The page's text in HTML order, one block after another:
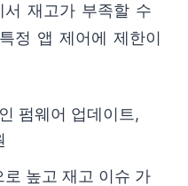
재고가 부족할 수
정 앱 제어에 제한이
펌웨어 업데이트,
높고 재고 이슈 가